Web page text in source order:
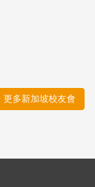
更多新加坡校友會